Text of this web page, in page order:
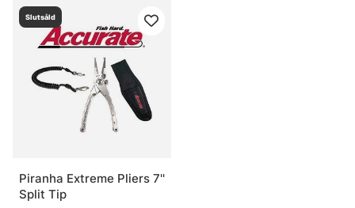
Slutsåld
Piranha Extreme Pliers 7''
Split Tip